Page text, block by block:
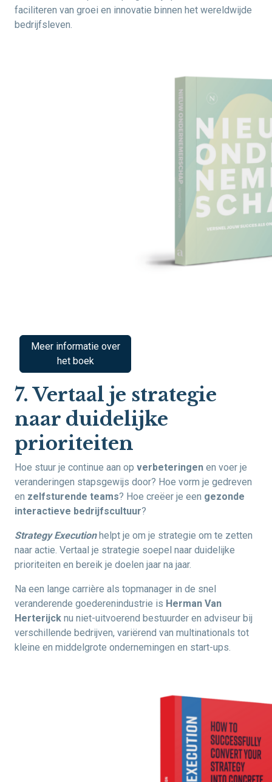
faciliteren van groei en innovatie binnen het wereldwijde
bedrijfsleven.
Meer informatie over
het boek
7. Vertaal je strategie
naar duidelijke
prioriteiten
Hoe stuur je continue aan op verbeteringen en voer je
veranderingen stapsgewijs door? Hoe vorm je gedreven
en zelfsturende teams? Hoe creëer je een gezonde
interactieve bedrijfscultuur?
Strategy Execution helpt je om je strategie om te zetten
naar actie. Vertaal je strategie soepel naar duidelijke
prioriteiten en bereik je doelen jaar na jaar.
Na een lange carrière als topmanager in de snel
veranderende goederenindustrie is Herman Van
Herterijck nu niet-uitvoerend bestuurder en adviseur bij
verschillende bedrijven, variërend van multinationals tot
kleine en middelgrote ondernemingen en start-ups.